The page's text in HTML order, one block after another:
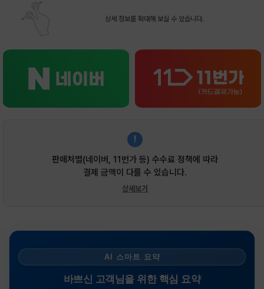
상세 정보를 확대해 보실 수 있습니다.
!
판매처별(네이버, 11번가 등) 수수료 정책에 따라
결제 금액이 다를 수 있습니다.
상세보기
AI 스마트 요약
바쁘신 고객님을 위한 핵심 요약